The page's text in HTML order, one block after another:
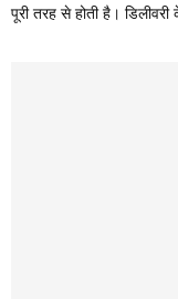
पूरी तरह से होती है।